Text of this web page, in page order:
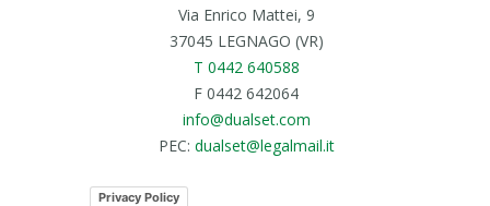
Via Enrico Mattei, 9
37045 LEGNAGO (VR)
T 0442 640588
F 0442 642064
info@dualset.com
PEC: dualset@legalmail.it
Privacy Policy